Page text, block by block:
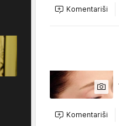
Komentariši
Komentariši